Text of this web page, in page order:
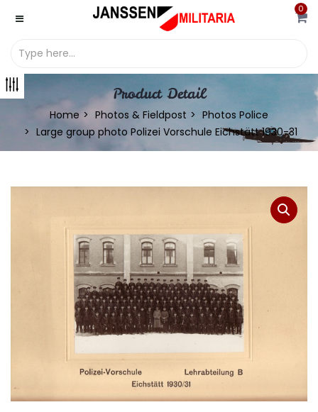
0
Product Detail
Home Photos & Fieldpost
Photos Police
Large group photo Polizei Vorschule Eichstätt 1930-31